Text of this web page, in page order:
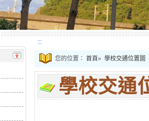
:::
您的位置： 首頁» 學校交通位置圖
學校交通